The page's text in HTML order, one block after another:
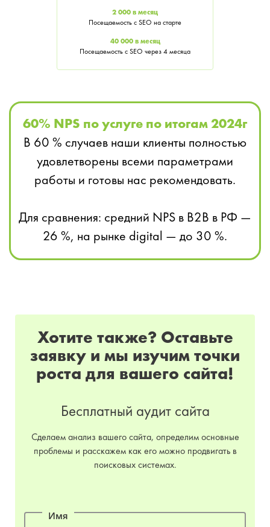
2 000 в месяц
Посещаемость с SEO на старте
40 000 в месяц
Посещаемость с SEO через 4 месяца
60% NPS по услуге по итогам 2024г
В 60 % случаев наши клиенты полностью
удовлетворены всеми параметрами
работы и готовы нас рекомендовать.
Для сравнения: средний NPS в B2B в РФ —
26 %, на рынке digital — до 30 %.
Хотите также? Оставьте
заявку и мы изучим точки
роста для вашего сайта!
Бесплатный аудит сайта
Сделаем анализ вашего сайта, определим основные
проблемы и расскажем как его можно продвигать в
поисковых системах.
Имя